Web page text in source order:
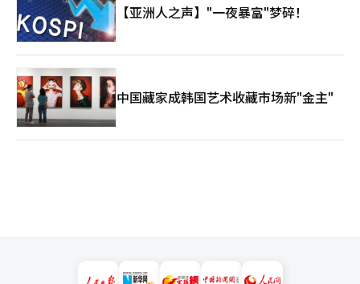
【亚洲人之声】"一夜暴富"梦碎！
中国藏家成韩国艺术收藏市场新"金主"